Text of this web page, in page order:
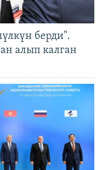
берди".
алып калган